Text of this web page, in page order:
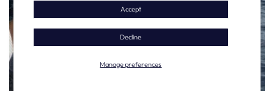
Manage preferences
Accept
Decline